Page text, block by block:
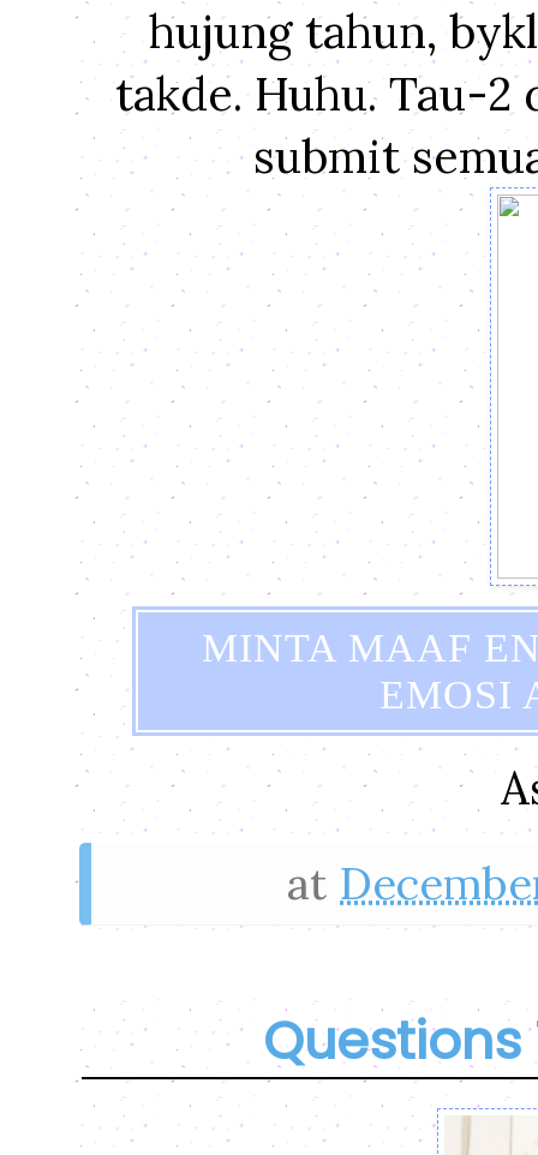
hujung tahun,
takde. Huhu. Tau-2
submit
MINTA MAAF
EMOSI
at